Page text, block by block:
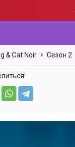
& Cat Noir Сезон 2